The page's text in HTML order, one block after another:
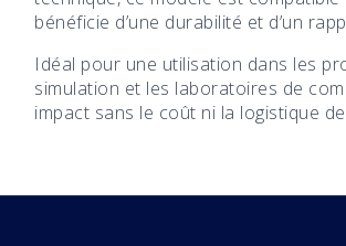
bénéficie d’une durabilité et d’un
Idéal pour une utilisation dans les
simulation et les laboratoires de
impact sans le coût ni la logistique